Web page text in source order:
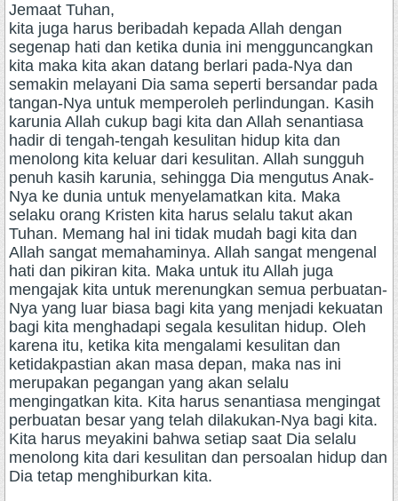
Jemaat Tuhan,
kita juga harus beribadah kepada Allah dengan
segenap hati dan ketika dunia ini mengguncangkan
kita maka kita akan datang berlari pada-Nya dan
semakin melayani Dia sama seperti bersandar pada
tangan-Nya untuk memperoleh perlindungan. Kasih
karunia Allah cukup bagi kita dan Allah senantiasa
hadir di tengah-tengah kesulitan hidup kita dan
menolong kita keluar dari kesulitan. Allah sungguh
penuh kasih karunia, sehingga Dia mengutus Anak-
Nya ke dunia untuk menyelamatkan kita. Maka
selaku orang Kristen kita harus selalu takut akan
Tuhan. Memang hal ini tidak mudah bagi kita dan
Allah sangat memahaminya. Allah sangat mengenal
hati dan pikiran kita. Maka untuk itu Allah juga
mengajak kita untuk merenungkan semua perbuatan-
Nya yang luar biasa bagi kita yang menjadi kekuatan
bagi kita menghadapi segala kesulitan hidup. Oleh
karena itu, ketika kita mengalami kesulitan dan
ketidakpastian akan masa depan, maka nas ini
merupakan pegangan yang akan selalu
mengingatkan kita. Kita harus senantiasa mengingat
perbuatan besar yang telah dilakukan-Nya bagi kita.
Kita harus meyakini bahwa setiap saat Dia selalu
menolong kita dari kesulitan dan persoalan hidup dan
Dia tetap menghiburkan kita.